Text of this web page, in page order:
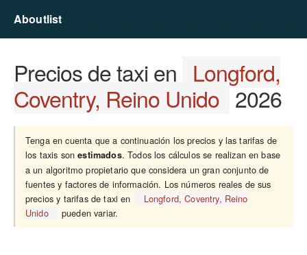
Aboutlist
Precios de taxi en Longford,
Coventry, Reino Unido 2026
Tenga en cuenta que a continuación los precios y las tarifas de
los taxis sonestimados. Todos los cálculos se realizan en base
a un algoritmo propietario que considera un gran conjunto de
fuentes y factores de información. Los números reales de sus
precios y tarifas de taxi en
Longford, Coventry, Reino
Unido
pueden variar.